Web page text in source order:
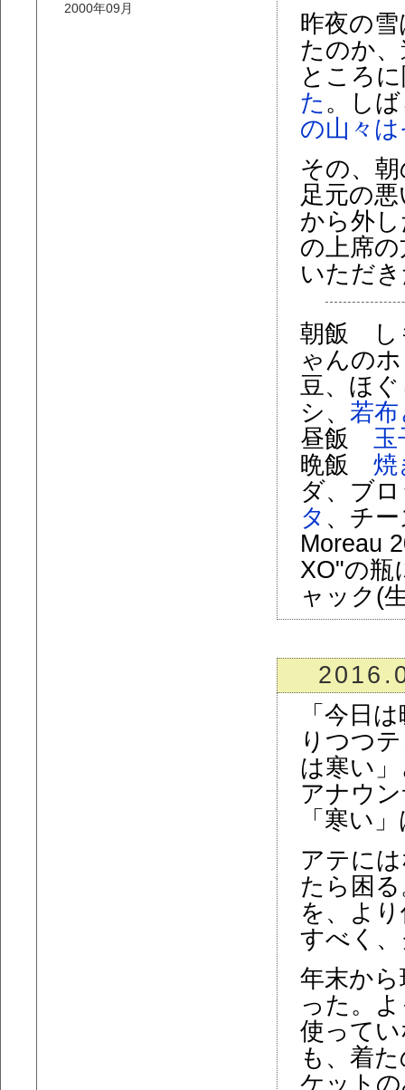
2000年09月
昨夜の
たのか
ところ
た 。し
の山々
その、
足元の
から外
の上席
いただ
朝飯 し
ゃんの
豆、ほ
シ、 若布
昼飯 玉
晩飯 焼
ダ、ブ
タ 、チ
Moreau
XO"の瓶
ャック(
「今日
りつつ
は寒い
アナウ
「寒い
アテに
たら困
を、よ
すべく
年末か
った。
使って
も、着
ケット